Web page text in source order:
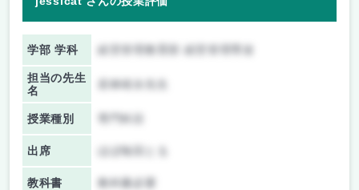
学部 学科
担当の先生
名
若林靖永先生
授業種別
出席 ほぼ毎回とる
教科書 教科書必要